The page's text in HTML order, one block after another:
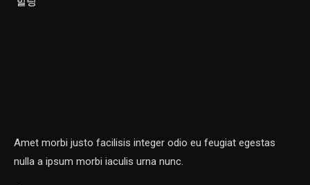
Amet morbi justo facilisis integer odio eu feugiat egestas
nulla a ipsum morbi iaculis urna nunc.